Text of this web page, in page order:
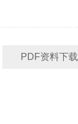
PDF资料下载